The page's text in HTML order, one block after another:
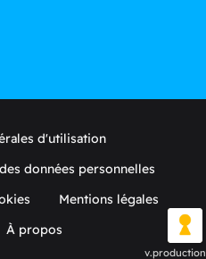
d'utilisation
données personnelles
Mentions légales
À propos
v.production